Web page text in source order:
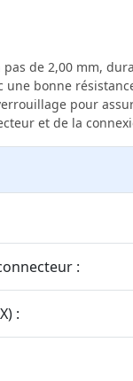
pas de 2,00 mm,
une bonne
pour
et de la
:
: